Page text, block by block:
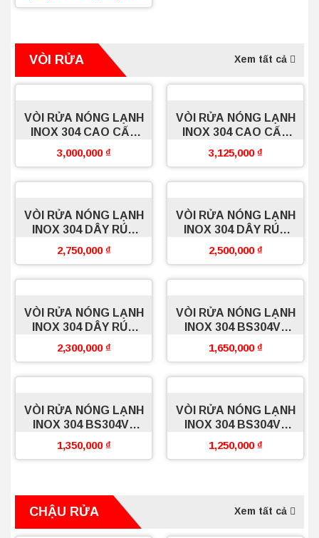
VÒI RỬA Xem tất cả
VÒI RỬA NÓNG LẠNH
INOX 304 CAO CẤP
DÂY RÚT EU102SC
BOSSEU
3,000,000 ₫
VÒI RỬA NÓNG LẠNH
INOX 304 CAO CẤP
DÂY RÚT EU112SC
BOSSEU
3,125,000 ₫
VÒI RỬA NÓNG LẠNH
INOX 304 DÂY RÚT
EU111S BOSSEU
2,750,000 ₫
VÒI RỬA NÓNG LẠNH
INOX 304 DÂY RÚT
EU101S BOSSEU
2,500,000 ₫
VÒI RỬA NÓNG LẠNH
INOX 304 DÂY RÚT
BS304V4 BOSSEU
2,300,000 ₫
VÒI RỬA NÓNG LẠNH
INOX 304 BS304V6
BOSSEU
1,650,000 ₫
VÒI RỬA NÓNG LẠNH
INOX 304 BS304V3
BOSSEU
1,350,000 ₫
VÒI RỬA NÓNG LẠNH
INOX 304 BS304V1
BOSSEU
1,250,000 ₫
CHẬU RỬA Xem tất cả